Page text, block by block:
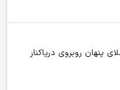
پنهان روبروی دریاکنار